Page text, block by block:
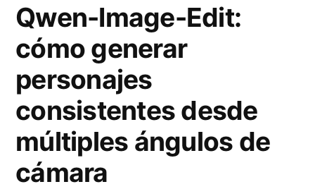
Qwen-Image-Edit:
cómo generar
personajes
consistentes desde
múltiples ángulos de
cámara